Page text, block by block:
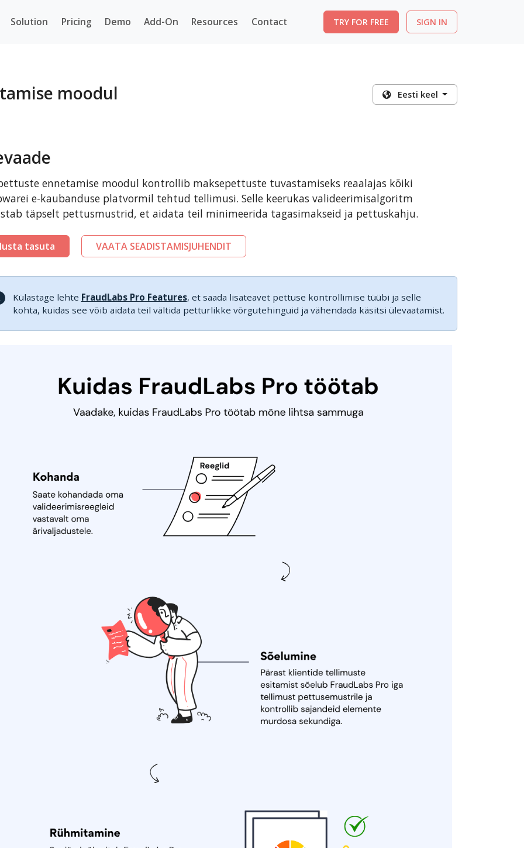
Solution Pricing Demo Add-On Resources Contact TRY FOR FREE SIGN IN
moodul Eesti keel
ennetamise moodul kontrollib maksepettuste tuvastamiseks reaalajas kõiki
e-kaubanduse platvormil tehtud tellimusi. Selle keerukas valideerimisalgoritm
täpselt pettusmustrid, et aidata teil minimeerida tagasimakseid ja pettuskahju.
tasuta VAATA SEADISTAMISJUHENDIT
Külastage lehte FraudLabs Pro Features, et saada lisateavet pettuse kontrollimise tüübi ja selle
kohta, kuidas see võib aidata teil vältida petturlikke võrgutehinguid ja vähendada käsitsi ülevaatamist.